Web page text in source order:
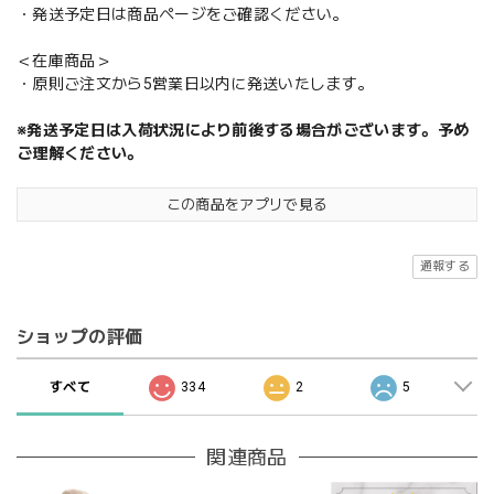
・発送予定日は商品ページをご確認ください。
＜在庫商品＞
・原則ご注文から5営業日以内に発送いたします。
※発送予定日は入荷状況により前後する場合がございます。予め
ご理解ください。
この商品をアプリで見る
通報する
ショップの評価
すべて 334 2 5
関連商品